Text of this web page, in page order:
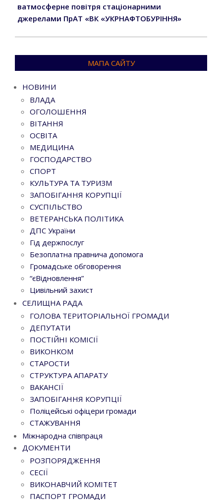
ватмосферне повітря стаціонарними
джерелами ПрАТ «ВК «УКРНАФТОБУРІННЯ»
МАПА САЙТУ
НОВИНИ
ВЛАДА
ОГОЛОШЕННЯ
ВІТАННЯ
ОСВІТА
МЕДИЦИНА
ГОСПОДАРСТВО
СПОРТ
КУЛЬТУРА ТА ТУРИЗМ
ЗАПОБІГАННЯ КОРУПЦІЇ
СУСПІЛЬСТВО
ВЕТЕРАНСЬКА ПОЛІТИКА
ДПС України
Гід держпослуг
Безоплатна правнича допомога
Громадське обговорення
“єВідновлення”
Цивільний захист
СЕЛИЩНА РАДА
ГОЛОВА ТЕРИТОРІАЛЬНОЇ ГРОМАДИ
ДЕПУТАТИ
ПОСТІЙНІ КОМІСІЇ
ВИКОНКОМ
СТАРОСТИ
СТРУКТУРА АПАРАТУ
ВАКАНСІЇ
ЗАПОБІГАННЯ КОРУПЦІЇ
Поліцейські офіцери громади
СТАЖУВАННЯ
Міжнародна співпраця
ДОКУМЕНТИ
РОЗПОРЯДЖЕННЯ
СЕСІЇ
ВИКОНАВЧИЙ КОМІТЕТ
ПАСПОРТ ГРОМАДИ